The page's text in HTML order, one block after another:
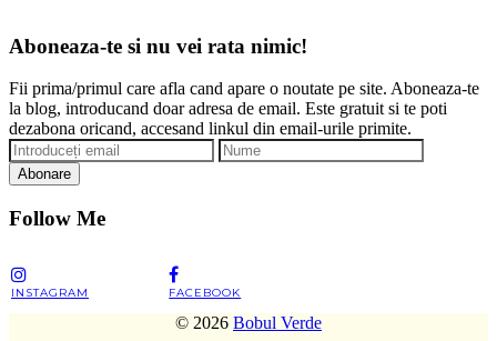
Aboneaza-te si nu vei rata nimic!
Fii prima/primul care afla cand apare o noutate pe site. Aboneaza-te
la blog, introducand doar adresa de email. Este gratuit si te poti
dezabona oricand, accesand linkul din email-urile primite.
Abonare
Follow Me
INSTAGRAM FACEBOOK
© 2026 Bobul Verde